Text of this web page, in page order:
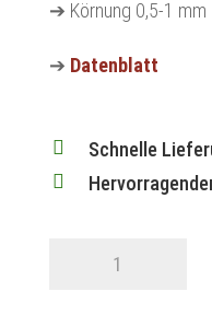
➔ Körnung 0,5-1 mm
➔ Datenblatt
 Schnelle

Rollkork10m